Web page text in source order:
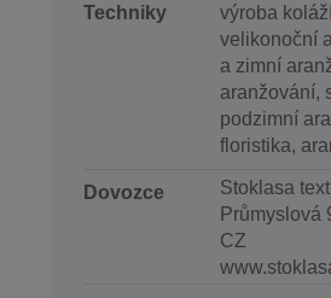
Techniky
výroba
velikonoční
a zimní
aranžování,
podzimní
floristika,
Dovozce
Stoklasa
Průmyslová
CZ